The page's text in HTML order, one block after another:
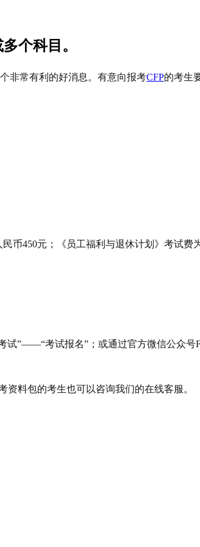
个科目。
非常有利的好消息。有意向报考CFP的考生
币450元；《员工福利与退休计划》考试费
试”——“考试报名”；或通过官方微信公众号
料包的考生也可以咨询我们的在线客服。